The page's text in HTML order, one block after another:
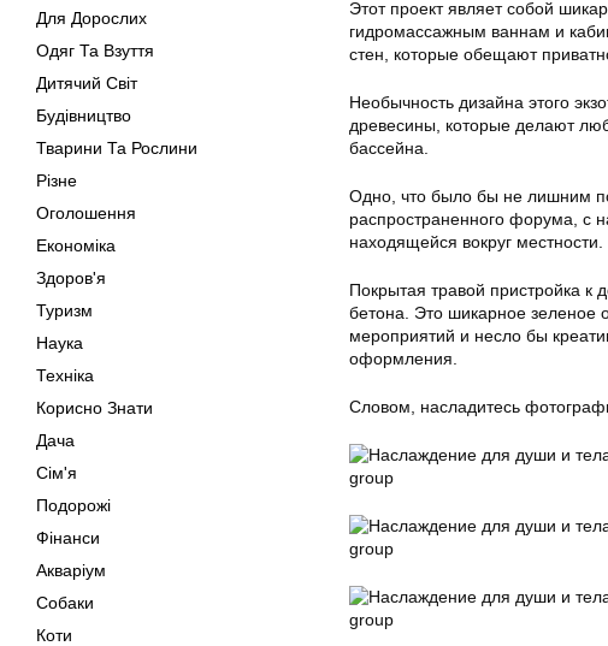
Для Дорослих
Одяг Та Взуття
Дитячий Світ
Будівництво
Тварини Та Рослини
Різне
Оголошення
Економіка
Здоров'я
Туризм
Наука
Техніка
Корисно Знати
Дача
Сім'я
Подорожі
Фінанси
Акваріум
Собаки
Коти
Этот проект являет собой
гидромассажным ваннам и
стен, которые обещают
Необычность дизайна этого
древесины, которые делают
бассейна.
Одно, что было бы не лишним
распространенного форума, с
находящейся вокруг местности.
Покрытая травой пристройка
бетона. Это шикарное зеленое
мероприятий и несло бы
оформления.
Словом, насладитесь